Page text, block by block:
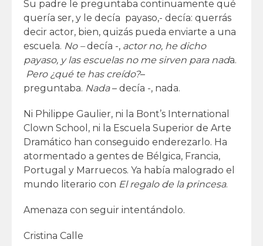
Su padre le preguntaba continuamente qué
quería ser, y le decía payaso,- decía: querrás
decir actor, bien, quizás pueda enviarte a una
escuela. No –decía -, actor no, he dicho
payaso, y las escuelas no me sirven para nada.
Pero ¿qué te has creído?–
preguntaba. Nada– decía -, nada.
Ni Philippe Gaulier, ni la Bont’s International
Clown School, ni la Escuela Superior de Arte
Dramático han conseguido enderezarlo. Ha
atormentado a gentes de Bélgica, Francia,
Portugal y Marruecos. Ya había malogrado el
mundo literario con El regalo de la princesa.
Amenaza con seguir intentándolo.
Cristina Calle